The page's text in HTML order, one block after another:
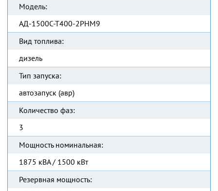
Модель:
АД-1500С-Т400-2РНМ9
Вид топлива:
дизель
Тип запуска:
автозапуск (авр)
Количество фаз:
3
Мощность номинальная:
1875 кВА / 1500 кВт
Резервная мощность: